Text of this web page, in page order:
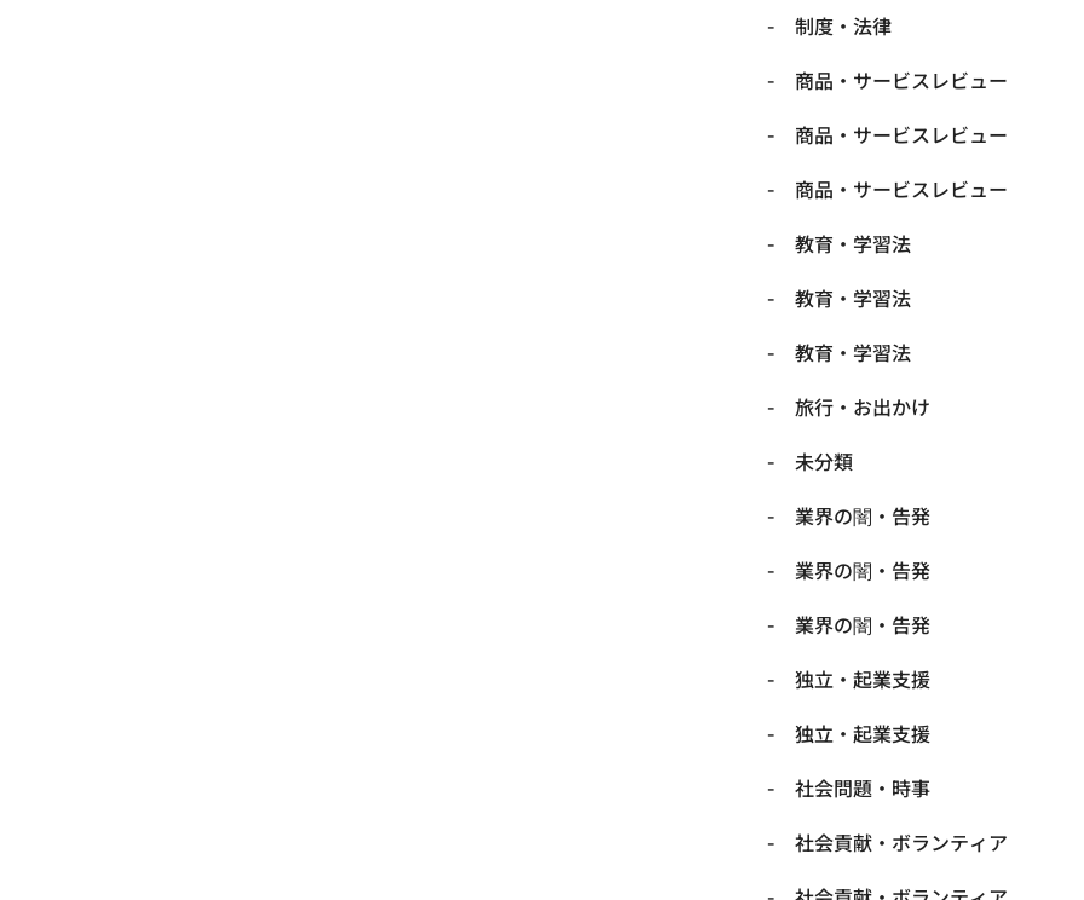
制度・法律
商品・サービスレビュー
商品・サービスレビュー
商品・サービスレビュー
教育・学習法
教育・学習法
教育・学習法
旅行・お出かけ
未分類
業界の闇・告発
業界の闇・告発
業界の闇・告発
独立・起業支援
独立・起業支援
社会問題・時事
社会貢献・ボランティア